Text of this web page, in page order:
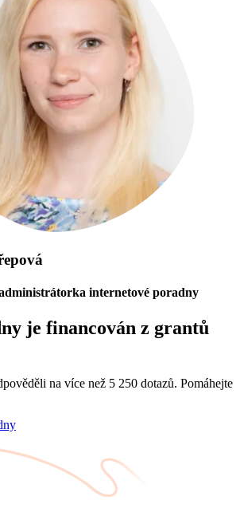
internetové poradny
je financován z grantů
na více než 5 250 dotazů. Pomáhejte